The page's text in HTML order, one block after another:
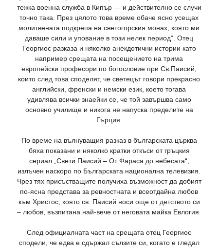
тежка военна служба в Кипър — и действително се случи
точно така. През цялото това време обаче ясно усещах
молитвената подкрепа на светогорския монах, която ми
даваше сили и упование в този нелек период“. Отец
Георгиос разказа и няколко анекдотични истории като
например срещата на посещението на трима
европейски професори по богословие при Св.Паисий,
които след това споделят, че светецът говори прекрасно
английски, френски и немски език, което тогава
удивлява всички знаейки се, че той завършва само
основно училище и никога не напуска пределите на
Гърция.
По време на вълнуващия разказ в българската църква
бяха показани и няколко кратки откъси от гръцкия
сериал „Свети Паисий – От Фараса до небесата“,
излъчен наскоро по Българската национална телевизия.
Чрез тях присъстващите получиха възможност да добият
по-ясна представа за ревностната и всеотдайна любов
към Христос, която св. Паисий носи още от детството си
– любов, възпитана най-вече от неговата майка Евлогия.
След официалната част на срещата отец Георгиос
сподели, че едва е сдържал сълзите си, когато е гледал